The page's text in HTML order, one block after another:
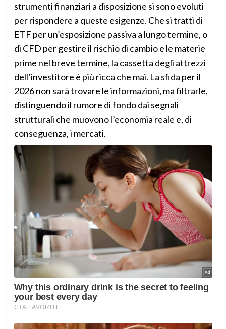
strumenti finanziari a disposizione si sono evoluti
per rispondere a queste esigenze. Che si tratti di
ETF per un’esposizione passiva a lungo termine, o
di CFD per gestire il rischio di cambio e le materie
prime nel breve termine, la cassetta degli attrezzi
dell’investitore è più ricca che mai. La sfida per il
2026 non sarà trovare le informazioni, ma filtrarle,
distinguendo il rumore di fondo dai segnali
strutturali che muovono l’economia reale e, di
conseguenza, i mercati.